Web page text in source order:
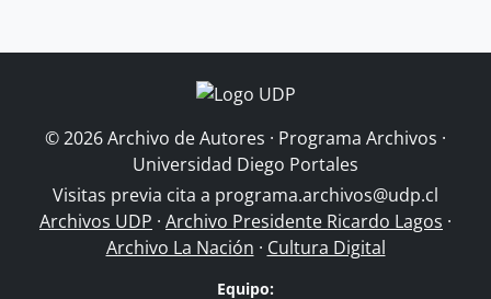
© 2026 Archivo de Autores · Programa Archivos ·
Universidad Diego Portales
Visitas previa cita a programa.archivos@udp.cl
Archivos UDP · Archivo Presidente Ricardo Lagos ·
Archivo La Nación · Cultura Digital
Equipo: